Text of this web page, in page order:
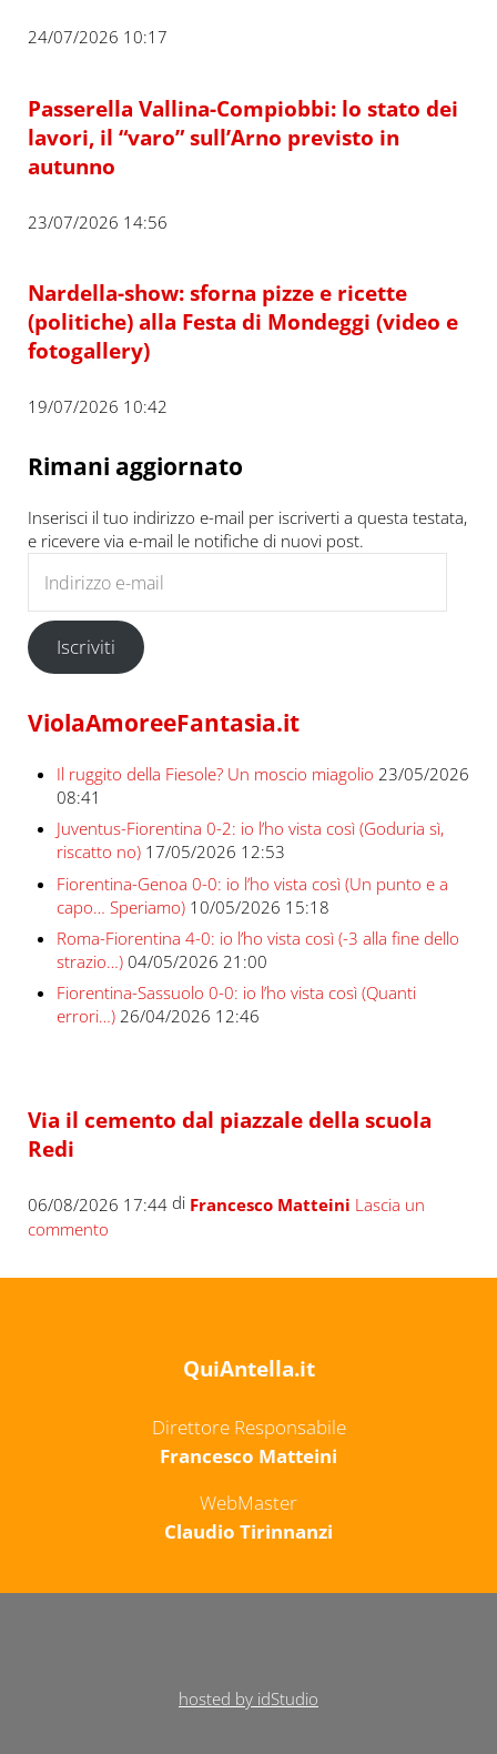
24/07/2026 10:17
Passerella Vallina-Compiobbi: lo stato dei
lavori, il “varo” sull’Arno previsto in
autunno
23/07/2026 14:56
Nardella-show: sforna pizze e ricette
(politiche) alla Festa di Mondeggi (video e
fotogallery)
19/07/2026 10:42
Rimani aggiornato
Inserisci il tuo indirizzo e-mail per iscriverti a questa testata,
e ricevere via e-mail le notifiche di nuovi post.
Iscriviti
ViolaAmoreeFantasia.it
Il ruggito della Fiesole? Un moscio miagolio 23/05/2026
08:41
Juventus-Fiorentina 0-2: io l’ho vista così (Goduria sì,
riscatto no) 17/05/2026 12:53
Fiorentina-Genoa 0-0: io l’ho vista così (Un punto e a
capo… Speriamo) 10/05/2026 15:18
Roma-Fiorentina 4-0: io l’ho vista così (-3 alla fine dello
strazio…) 04/05/2026 21:00
Fiorentina-Sassuolo 0-0: io l’ho vista così (Quanti
errori…) 26/04/2026 12:46
Via il cemento dal piazzale della scuola
Redi
06/08/2026 17:44di Francesco Matteini Lascia un
commento
QuiAntella.it
Direttore Responsabile
Francesco Matteini
WebMaster
Claudio Tirinnanzi
hosted by idStudio